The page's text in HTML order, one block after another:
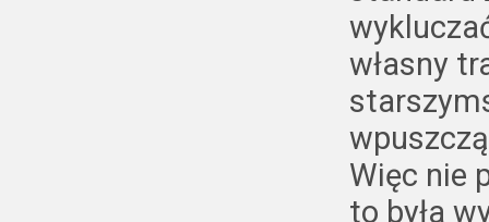
własny
Więc nie
to była